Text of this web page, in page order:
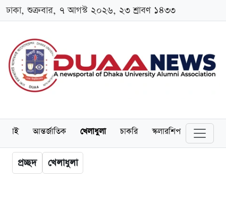
ঢাকা, শুক্রবার, ৭ আগস্ট ২০২৬, ২৩ শ্রাবণ ১৪৩৩
আন্তর্জাতিক খেলাধুলা চাকরি স্কলারশিপ বিনোদন
প্রচ্ছদ খেলাধুলা